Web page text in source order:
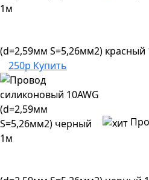
(d=2,59мм S=5,26мм2) красный
250р Купить